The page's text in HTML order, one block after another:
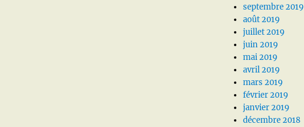
septembre 2019
août 2019
juillet 2019
juin 2019
mai 2019
avril 2019
mars 2019
février 2019
janvier 2019
décembre 2018